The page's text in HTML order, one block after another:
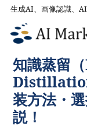
生成AI、画像認識、
AI会社とのマッ
AIを学ぶ・知る
メリット・実装
知識蒸留
装方法・
説！